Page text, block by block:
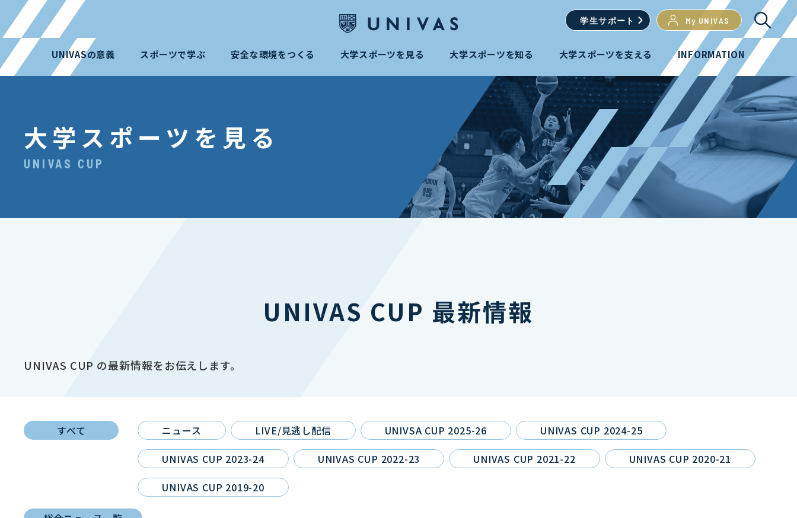
学生サポート My UNIVAS
UNIVASの意義 スポーツで学ぶ 安全な環境をつくる 大学スポーツを見る 大学スポーツを知る 大学スポーツを支える INFORMATION
大学スポーツを見る
UNIVAS CUP
UNIVAS CUP 最新情報
UNIVAS CUP の最新情報をお伝えします。
すべて ニュース LIVE/見逃し配信 UNIVSA CUP 2025-26
UNIVAS CUP 2024-25
UNIVAS CUP 2023-24
UNIVAS CUP 2022-23 UNIVAS CUP 2021-22
UNIVAS CUP 2020-21
UNIVAS CUP 2019-20